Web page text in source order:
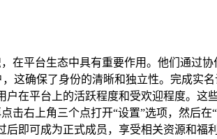
在平台生态中具有重要作用。他们通过
这确保了身份的清晰和独立性。完成实
在平台上的活跃程度和受欢迎程度。这
右上角三个点打开“设置”选项，然后在
即可成为正式成员，享受相关资源和福